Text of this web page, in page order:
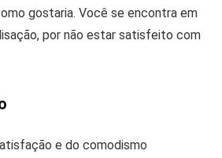
gostaria. Você se encontra em
por não estar satisfeito com
e do comodismo